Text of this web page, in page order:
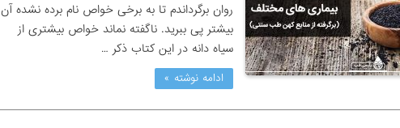
روان برگرداندم تا به برخی خواص نام برده نشده آن
بیشتر پی ببرید. ناگفته نماند خواص بیشتری از
سیاه دانه در این کتاب ذکر …
ادامه نوشته »